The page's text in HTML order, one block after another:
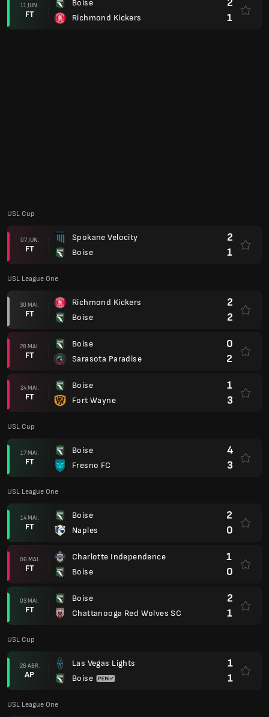
11 JUN.
FT
Boise
Richmond Kickers
2
1
USL Cup
07 JUN.
FT
Spokane Velocity
Boise
2
1
USL League One
30 MAI.
FT
Richmond Kickers
Boise
2
2
28 MAI.
FT
Boise
Sarasota Paradise
0
2
24 MAI.
FT
Boise
Fort Wayne
1
3
USL Cup
17 MAI.
FT
Boise
Fresno FC
4
3
USL League One
14 MAI.
FT
Boise
Naples
2
0
06 MAI.
FT
Charlotte Independence
Boise
1
0
03 MAI.
FT
Boise
Chattanooga Red Wolves SC
2
1
USL Cup
26 ABR.
AP
Las Vegas Lights
Boise
1
1
USL League One